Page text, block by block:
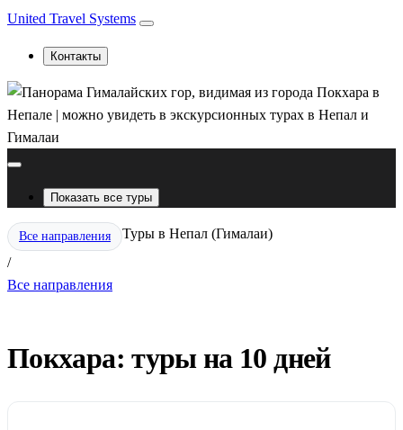
United Travel Systems
Контакты
Показать все туры
Все направления
/
Туры в Непал (Гималаи)
Все направления
Покхара: туры на 10 дней